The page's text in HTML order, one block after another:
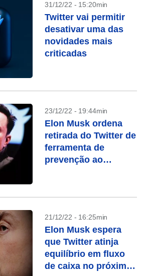
31/12/22 - 15:20min
Twitter vai permitir
desativar uma das
novidades mais
criticadas
23/12/22 - 19:44min
Elon Musk ordena
retirada do Twitter de
ferramenta de
prevenção ao
21/12/22 - 16:25min
Elon Musk espera
que Twitter atinja
equilíbrio em fluxo
de caixa no próximo